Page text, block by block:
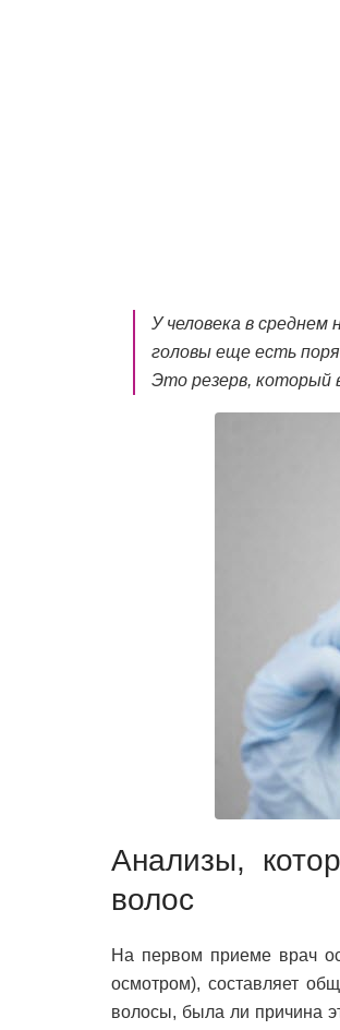
У человека в
головы еще есть
Это резерв, который
Анализы,
волос
На первом приеме врач
осмотром), составляет
волосы, была ли причина